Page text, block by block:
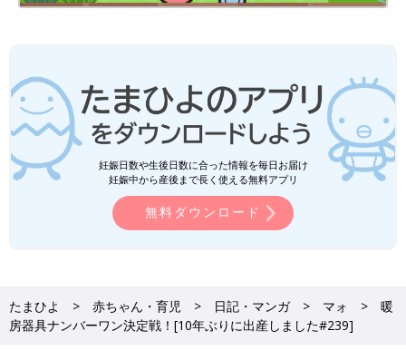
妊娠日数や生後日数に合った情報を毎日お届け
妊娠中から産後まで長く使える無料アプリ
無料ダウンロード
たまひよ 赤ちゃん・育児 日記・マンガ マォ
暖
房器具ナンバーワン決定戦！[10年ぶりに出産しました#239]